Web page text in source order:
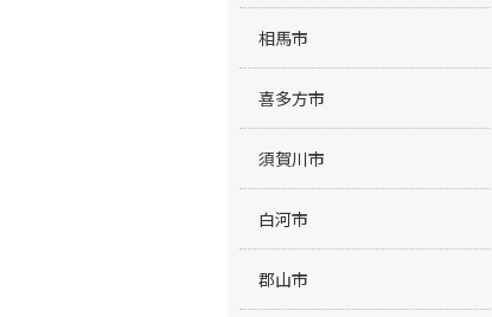
相馬市
喜多方市
須賀川市
白河市
郡山市